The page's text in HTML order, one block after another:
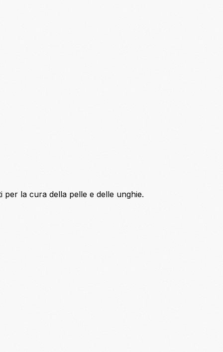
per la cura della pelle e delle unghie.